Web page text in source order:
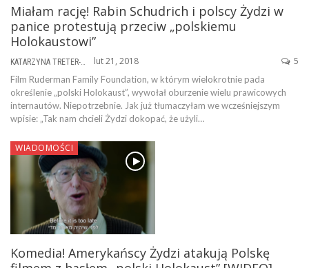
Miałam rację! Rabin Schudrich i polscy Żydzi w
panice protestują przeciw „polskiemu
Holokaustowi”
KATARZYNA TRETER-SIERPIŃSKA lut 21, 2018 5
Film Ruderman Family Foundation, w którym wielokrotnie pada
określenie „polski Holokaust”, wywołał oburzenie wielu prawicowych
internautów. Niepotrzebnie. Jak już tłumaczyłam we wcześniejszym
wpisie: „Tak nam chcieli Żydzi dokopać, że użyli…
WIADOMOŚCI
Komedia! Amerykańscy Żydzi atakują Polskę